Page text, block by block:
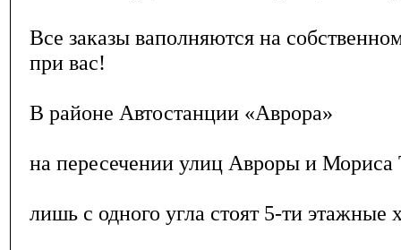
Все заказы ваполняются на
при вас!
В районе Автостанции «Аврора»
на пересечении улиц Авроры и Мориса
лишь с одного угла стоят 5-ти этажные